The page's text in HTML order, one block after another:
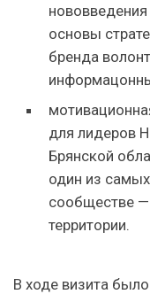
основы
бренда
для лидеров
Брянской
один из
сообществе
территории.
В ходе визита